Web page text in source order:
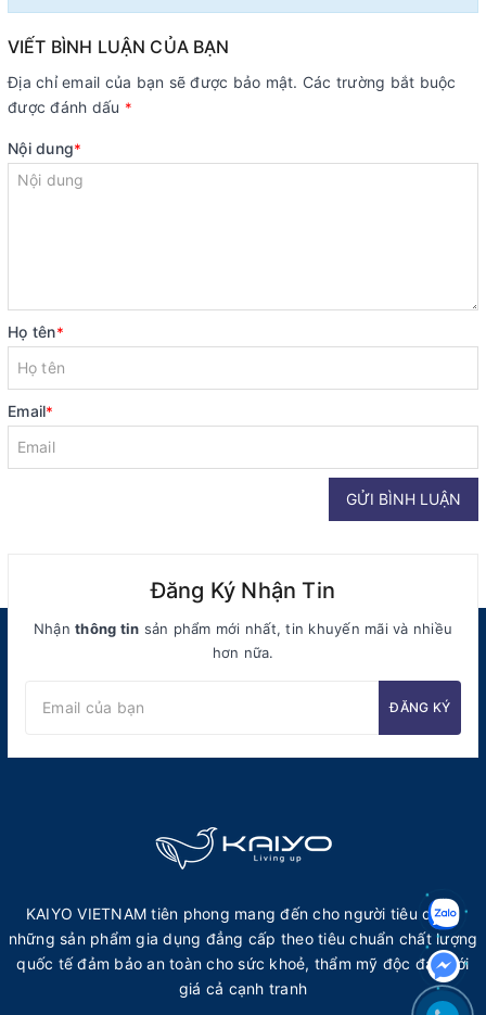
VIẾT BÌNH LUẬN CỦA BẠN
Địa chỉ email của bạn sẽ được bảo mật. Các trường bắt buộc
được đánh dấu *
Nội dung*
Họ tên*
Email*
GỬI BÌNH LUẬN
Đăng Ký Nhận Tin
Nhậnthông tin sản phẩm mới nhất, tin khuyến mãi và nhiều
hơn nữa.
ĐĂNG KÝ
KAIYO VIETNAM tiên phong mang đến cho người tiêu dùng
những sản phẩm gia dụng đẳng cấp theo tiêu chuẩn chất lượng
quốc tế đảm bảo an toàn cho sức khoẻ, thẩm mỹ độc đáo với
giá cả cạnh tranh